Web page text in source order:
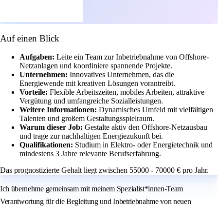
Auf einen Blick
Aufgaben: Leite ein Team zur Inbetriebnahme von Offshore-
Netzanlagen und koordiniere spannende Projekte.
Unternehmen: Innovatives Unternehmen, das die
Energiewende mit kreativen Lösungen vorantreibt.
Vorteile: Flexible Arbeitszeiten, mobiles Arbeiten, attraktive
Vergütung und umfangreiche Sozialleistungen.
Weitere Informationen: Dynamisches Umfeld mit vielfältigen
Talenten und großem Gestaltungsspielraum.
Warum dieser Job: Gestalte aktiv den Offshore-Netzausbau
und trage zur nachhaltigen Energiezukunft bei.
Qualifikationen: Studium in Elektro- oder Energietechnik und
mindestens 3 Jahre relevante Berufserfahrung.
Das prognostizierte Gehalt liegt zwischen 55000 - 70000 € pro Jahr.
Ich übernehme gemeinsam mit meinem Spezialist*innen-Team
Verantwortung für die Begleitung und Inbetriebnahme von neuen